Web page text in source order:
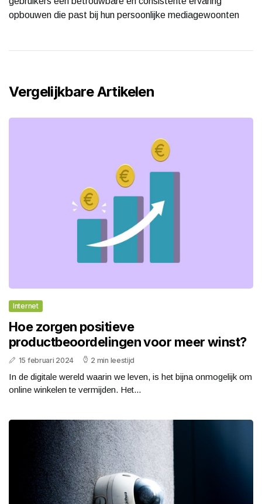
opbouwen die past bij hun persoonlijke mediagewoonten
Vergelijkbare Artikelen
Internet
Hoe zorgen positieve
productbeoordelingen voor meer winst?
15 februari 2024 2 min leestijd
In de digitale wereld waarin we leven, is het bijna onmogelijk om
online winkelen te vermijden. Het...